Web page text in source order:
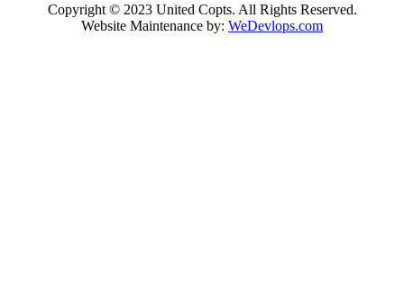
Copyright © 2023 United Copts. All Rights Reserved.
Website Maintenance by: WeDevlops.com